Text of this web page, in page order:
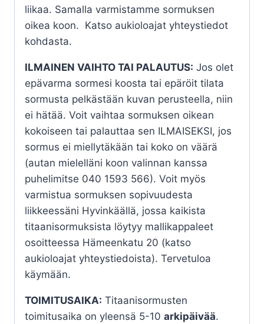
liikaa. Samalla varmistamme sormuksen
oikea koon. Katso aukioloajat yhteystiedot
kohdasta.
ILMAINEN VAIHTO TAI PALAUTUS: Jos olet
epävarma sormesi koosta tai epäröit tilata
sormusta pelkästään kuvan perusteella, niin
ei hätää. Voit vaihtaa sormuksen oikean
kokoiseen tai palauttaa sen ILMAISEKSI, jos
sormus ei miellytäkään tai koko on väärä
(autan mielelläni koon valinnan kanssa
puhelimitse 040 1593 566). Voit myös
varmistua sormuksen sopivuudesta
liikkeessäni Hyvinkäällä, jossa kaikista
titaanisormuksista löytyy mallikappaleet
osoitteessa Hämeenkatu 20 (katso
aukioloajat yhteystiedoista). Tervetuloa
käymään.
TOIMITUSAIKA: Titaanisormusten
toimitusaika on yleensä 5-10 arkipäivää.